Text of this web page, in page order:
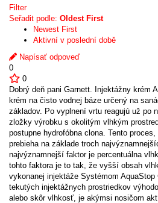
Filter
Seřadit podle: Oldest First
Newest First
Aktivní v poslední době
Napísať odpoveď
0
0
Dobrý deň pani Garnett. Injektážny krém
krém na čisto vodnej báze určený na
základov. Po vyplnení vrtu reagujú už po
zložky výrobku s okolitým vlhkým
postupne hydrofóbna clona. Tento
prebieha na základe troch
najvýznamnejší faktor je percentuálna
tohto faktora je to tak, že vyšší obsah
vykonanej injektáže Systémom AquaStop
tekutých injektážnych prostriedkov
alebo skôr vlhkosť, je akýmsi nosičom